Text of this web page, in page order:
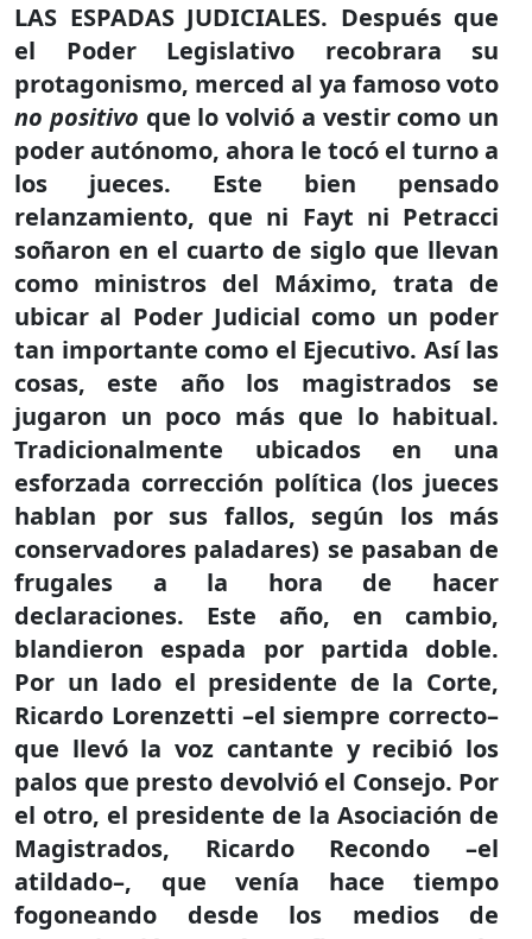
LAS ESPADAS JUDICIALES. Después que
el Poder Legislativo recobrara su
protagonismo, merced al ya famoso voto
no positivo que lo volvió a vestir como un
poder autónomo, ahora le tocó el turno a
los jueces. Este bien pensado
relanzamiento, que ni Fayt ni Petracci
soñaron en el cuarto de siglo que llevan
como ministros del Máximo, trata de
ubicar al Poder Judicial como un poder
tan importante como el Ejecutivo. Así las
cosas, este año los magistrados se
jugaron un poco más que lo habitual.
Tradicionalmente ubicados en una
esforzada corrección política (los jueces
hablan por sus fallos, según los más
conservadores paladares) se pasaban de
frugales a la hora de hacer
declaraciones. Este año, en cambio,
blandieron espada por partida doble.
Por un lado el presidente de la Corte,
Ricardo Lorenzetti –el siempre correcto–
que llevó la voz cantante y recibió los
palos que presto devolvió el Consejo. Por
el otro, el presidente de la Asociación de
Magistrados, Ricardo Recondo –el
atildado–, que venía hace tiempo
fogoneando desde los medios de